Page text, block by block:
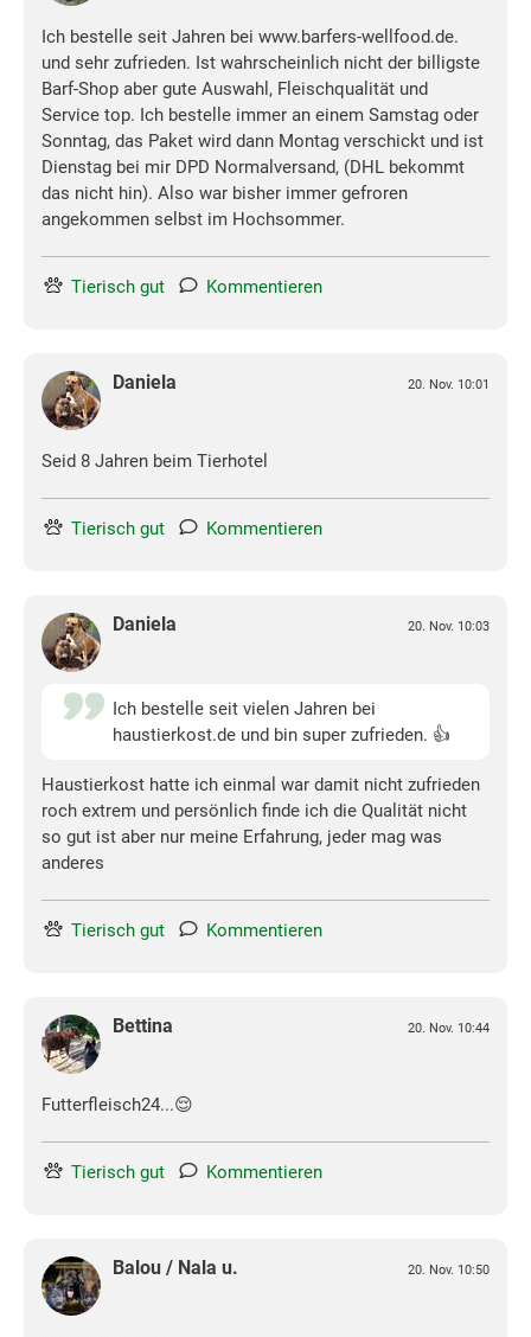
Ich bestelle seit Jahren bei www.barfers-wellfood.de.
und sehr zufrieden. Ist wahrscheinlich nicht der billigste
Barf-Shop aber gute Auswahl, Fleischqualität und
Service top. Ich bestelle immer an einem Samstag oder
Sonntag, das Paket wird dann Montag verschickt und ist
Dienstag bei mir DPD Normalversand, (DHL bekommt
das nicht hin). Also war bisher immer gefroren
angekommen selbst im Hochsommer.
Tierisch gut Kommentieren
Daniela 20. Nov. 10:01
Seid 8 Jahren beim Tierhotel
Tierisch gut Kommentieren
Daniela 20. Nov. 10:03
Ich bestelle seit vielen Jahren bei
haustierkost.de und bin super zufrieden. 👍
Haustierkost hatte ich einmal war damit nicht zufrieden
roch extrem und persönlich finde ich die Qualität nicht
so gut ist aber nur meine Erfahrung, jeder mag was
anderes
Tierisch gut Kommentieren
Bettina 20. Nov. 10:44
Futterfleisch24...😌
Tierisch gut Kommentieren
Balou / Nala u. 20. Nov. 10:50